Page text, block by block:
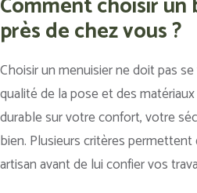
près de chez vous ?
Choisir un menuisier ne doit pas
qualité de la pose et des
durable sur votre confort, votre
bien. Plusieurs critères permettent
artisan avant de lui confier vos